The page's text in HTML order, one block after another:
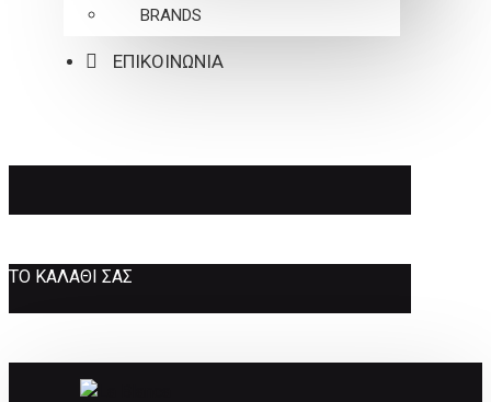
BRANDS
ΕΠΙΚΟΙΝΩΝΙΑ
ΤΟ ΚΑΛΆΘΙ ΣΑΣ